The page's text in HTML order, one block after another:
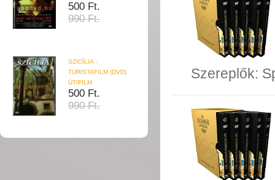
500 Ft.
990 Ft.
SZICÍLIA -
TURISTAFILM (DVD)
ÚTIFILM
500 Ft.
990 Ft.
Szereplők: